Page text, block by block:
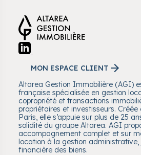
MON ESPACE CLIENT
Altarea Gestion Immobilière (AGI)
française spécialisée en gestion
copropriété et transactions
propriétaires et investisseurs. Créée
Paris, elle s’appuie sur plus de 25
solidité du groupe Altarea. AGI
accompagnement complet et sur
location à la gestion administrative,
financière des biens.